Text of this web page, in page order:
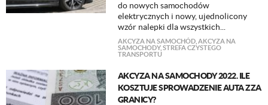
do nowych samochodów
elektrycznych i nowy, ujednolicony
wzór nalepki dla wszystkich...
AKCYZA NA SAMOCHÓD, AKCYZA NA
SAMOCHODY, STREFA CZYSTEGO
TRANSPORTU
AKCYZA NA SAMOCHODY 2022. ILE
KOSZTUJE SPROWADZENIE AUTA ZZA
GRANICY?